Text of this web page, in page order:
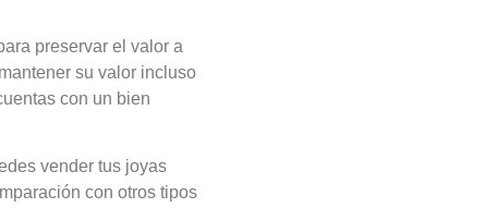
preservar el valor a
su valor incluso
con un bien
vender tus joyas
con otros tipos